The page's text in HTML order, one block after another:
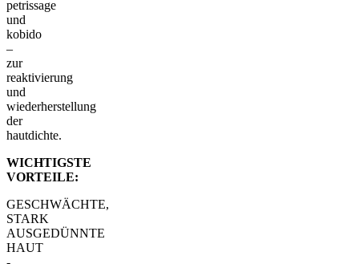
petrissage
und
kobido
–
zur
reaktivierung
und
wiederherstellung
der
hautdichte.
WICHTIGSTE
VORTEILE:
GESCHWÄCHTE,
STARK
AUSGEDÜNNTE
HAUT